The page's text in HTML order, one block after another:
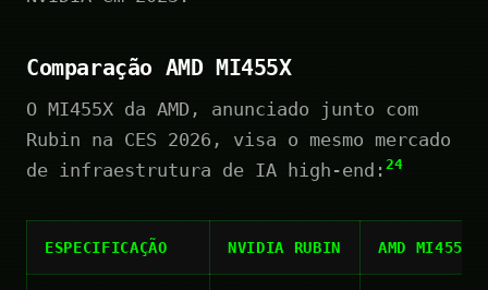
Comparação AMD MI455X
O MI455X da AMD, anunciado junto com
Rubin na CES 2026, visa o mesmo mercado
de infraestrutura de IA high-end: 24
ESPECIFICAÇÃO NVIDIA RUBIN AMD MI455X